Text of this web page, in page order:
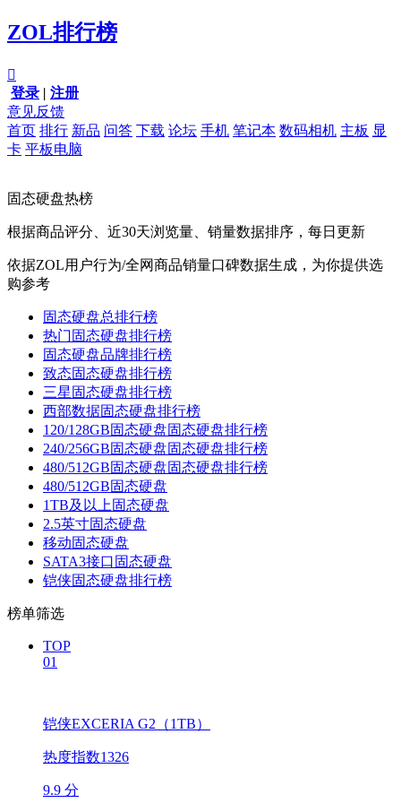
ZOL排行榜

登录 | 注册
意见反馈
首页 排行 新品 问答 下载 论坛 手机 笔记本 数码相机 主板 显
卡 平板电脑
固态硬盘热榜
根据商品评分、近30天浏览量、销量数据排序，每日更新
依据ZOL用户行为/全网商品销量口碑数据生成，为你提供选
购参考
固态硬盘总排行榜
热门固态硬盘排行榜
固态硬盘品牌排行榜
致态固态硬盘排行榜
三星固态硬盘排行榜
西部数据固态硬盘排行榜
120/128GB固态硬盘固态硬盘排行榜
240/256GB固态硬盘固态硬盘排行榜
480/512GB固态硬盘固态硬盘排行榜
480/512GB固态硬盘
1TB及以上固态硬盘
2.5英寸固态硬盘
移动固态硬盘
SATA3接口固态硬盘
铠侠固态硬盘排行榜
榜单筛选
TOP
01
铠侠EXCERIA G2（1TB）
热度指数1326
9.9 分